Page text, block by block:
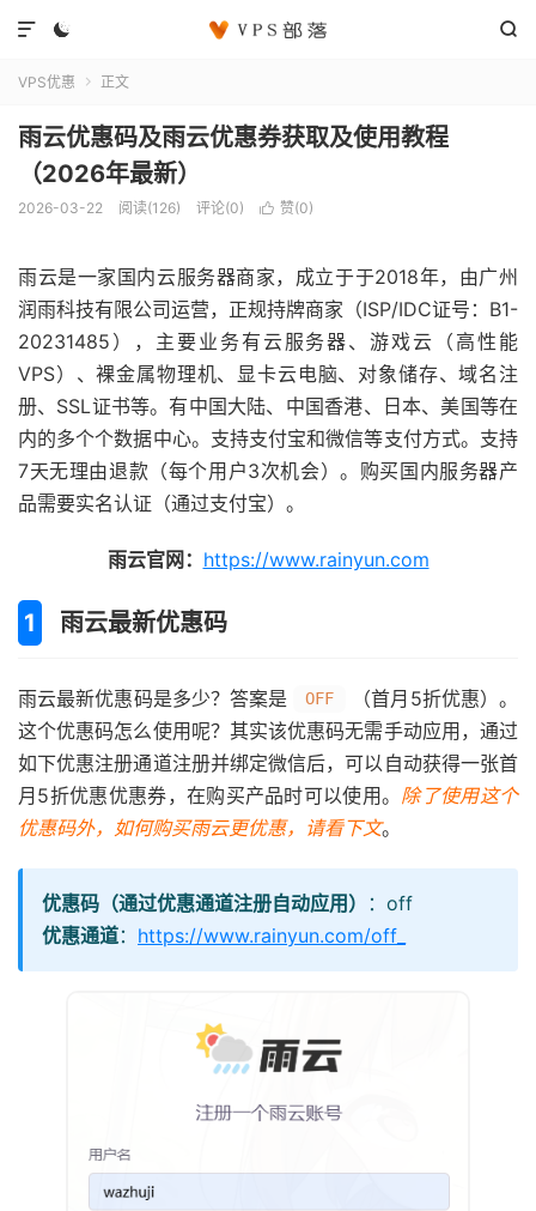
 

VPS优惠  正文
雨云优惠码及雨云优惠券获取及使用教程
（2026年最新）
2026-03-22 阅读(126) 评论(0)  赞(0)
雨云是一家国内云服务器商家，成立于于2018年，由广州
润雨科技有限公司运营，正规持牌商家（ISP/IDC证号：B1-
20231485），主要业务有云服务器、游戏云（高性能
VPS）、裸金属物理机、显卡云电脑、对象储存、域名注
册、SSL证书等。有中国大陆、中国香港、日本、美国等在
内的多个个数据中心。支持支付宝和微信等支付方式。支持
7天无理由退款（每个用户3次机会）。购买国内服务器产
品需要实名认证（通过支付宝）。
雨云官网： https://www.rainyun.com
雨云最新优惠码
雨云最新优惠码是多少？答案是 OFF
（首月5折优惠）。
这个优惠码怎么使用呢？其实该优惠码无需手动应用，通过
如下优惠注册通道注册并绑定微信后，可以自动获得一张首
月5折优惠优惠券，在购买产品时可以使用。 除了使用这个
优惠码外，如何购买雨云更优惠，请看下文。
优惠码（通过优惠通道注册自动应用）
：off
优惠通道： https://www.rainyun.com/off_